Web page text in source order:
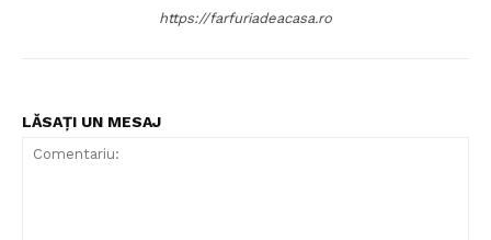
https://farfuriadeacasa.ro
LĂSAȚI UN MESAJ